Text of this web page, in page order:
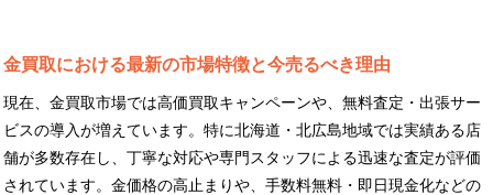
金買取における最新の市場特徴と今売るべき理由
現在、金買取市場では高価買取キャンペーンや、無料査定・出張サー
ビスの導入が増えています。特に北海道・北広島地域では実績ある店
舗が多数存在し、丁寧な対応や専門スタッフによる迅速な査定が評価
されています。金価格の高止まりや、手数料無料・即日現金化などの